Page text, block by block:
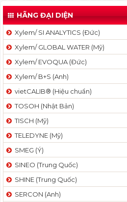
HÃNG ĐẠI DIỆN
Xylem/ SI ANALYTICS (Đức)
Xylem/ GLOBAL WATER (Mỹ)
Xylem/ EVOQUA (Đức)
Xylem/ B+S (Anh)
vietCALIB® (Hiệu chuẩn)
TOSOH (Nhật Bản)
TISCH (Mỹ)
TELEDYNE (Mỹ)
SMEG (Ý)
SINEO (Trung Quốc)
SHINE (Trung Quốc)
SERCON (Anh)